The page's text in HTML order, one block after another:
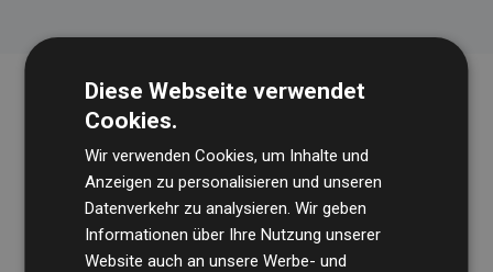
Die WirtschaftsprüfungsgesellschaftBDO
Diese Webseite verwendet
Cookies.
Wir verwenden Cookies, um Inhalte und
Anzeigen zu personalisieren und unseren
Datenverkehr zu analysieren. Wir geben
Informationen über Ihre Nutzung unserer
Website auch an unsere Werbe- und